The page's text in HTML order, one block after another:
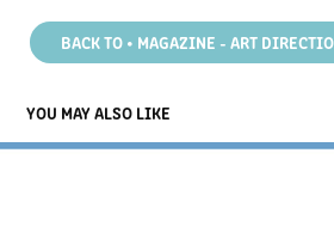
BACK TO • MAGAZINE - ART
YOU MAY ALSO LIKE